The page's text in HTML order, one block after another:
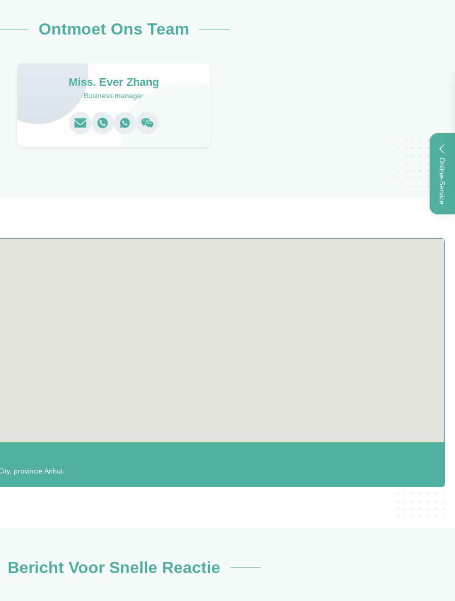
Online-Service
Ontmoet Ons Team
Miss. Ever Zhang
Business manager
provincie Anhui.
Bericht Voor Snelle Reactie